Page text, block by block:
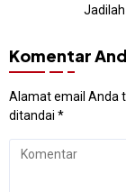
Komentar
Alamat email Anda
ditandai *